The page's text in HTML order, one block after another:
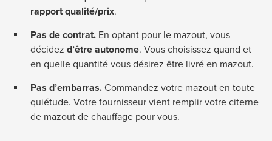
rapport qualité/prix.
Pas de contrat. En optant pour le mazout, vous
décidez d’être autonome. Vous choisissez quand et
en quelle quantité vous désirez être livré en mazout.
Pas d’embarras. Commandez votre mazout en toute
quiétude. Votre fournisseur vient remplir votre citerne
de mazout de chauffage pour vous.